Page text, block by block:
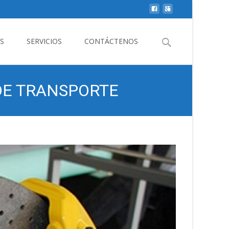
SERVICIOS CONTÁCTENOS
Buscar
por:
TRANSPORTE